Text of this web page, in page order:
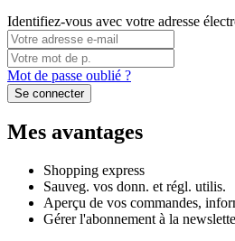
Identifiez-vous avec votre adresse
Mot de passe oublié ?
Se connecter
Mes avantages
Shopping express
Sauveg. vos donn. et régl. utilis.
Aperçu de vos commandes,
Gérer l'abonnement à la